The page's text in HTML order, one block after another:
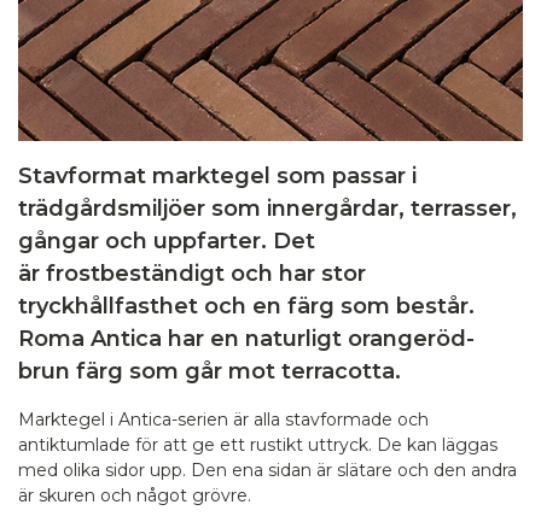
Stavformat marktegel som passar i
trädgårdsmiljöer som innergårdar, terrasser,
gångar och uppfarter. Det
är frostbeständigt och har stor
tryckhållfasthet och en färg som består.
Roma Antica har en naturligt orangeröd-
brun färg som går mot terracotta.
Marktegel i Antica-serien är alla stavformade och
antiktumlade för att ge ett rustikt uttryck. De kan läggas
med olika sidor upp. Den ena sidan är slätare och den andra
är skuren och något grövre.